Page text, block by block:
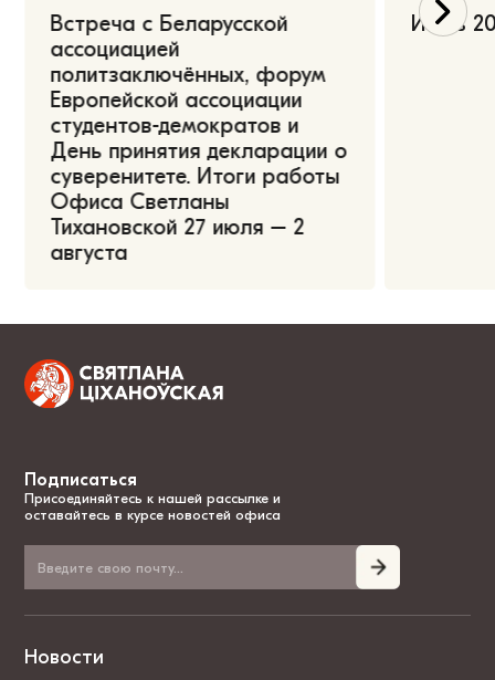
Встреча с Беларусской
ассоциацией
политзаключённых, форум
Европейской ассоциации
студентов-демократов и
День принятия декларации о
суверенитете. Итоги работы
Офиса Светланы
Тихановской 27 июля – 2
августа
Июль
Подписаться
Присоединяйтесь к нашей рассылке и
оставайтесь в курсе новостей офиса
Новости